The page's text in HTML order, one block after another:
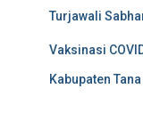
Turjawali
Vaksinasi
Kabupaten